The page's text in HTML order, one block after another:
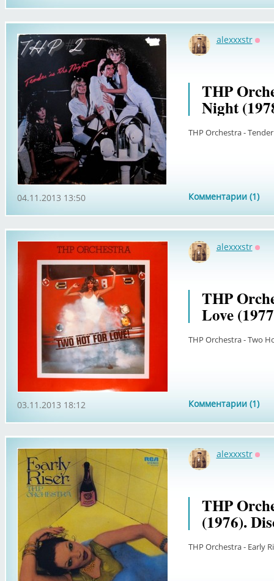
alexxxstr
THP
Night
THP Orchestra -
Комментарии (1)
04.11.2013 13:50
alexxxstr
THP
Love
THP Orchestra - Two
Комментарии (1)
03.11.2013 18:12
alexxxstr
THP
(1976).
THP Orchestra - Early